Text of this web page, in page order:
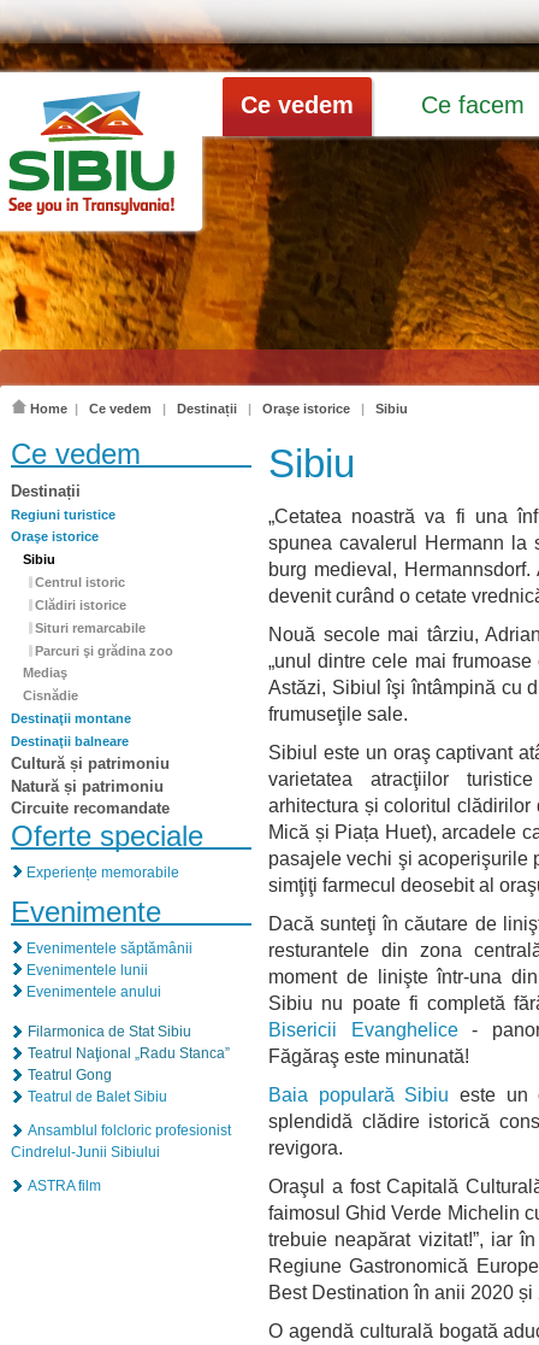
Ce vedem Ce facem
Home | Ce vedem | Destinații | Oraşe istorice | Sibiu
Ce vedem
Destinații
Regiuni turistice
Oraşe istorice
Sibiu
Centrul istoric
Clădiri istorice
Situri remarcabile
Parcuri şi grădina zoo
Mediaş
Cisnădie
Destinaţii montane
Destinaţii balneare
Cultură și patrimoniu
Natură și patrimoniu
Circuite recomandate
Oferte speciale
Experiențe memorabile
Evenimente
Evenimentele săptămânii
Evenimentele lunii
Evenimentele anului
Filarmonica de Stat Sibiu
Teatrul Naţional „Radu Stanca”
Teatrul Gong
Teatrul de Balet Sibiu
Ansamblul folcloric profesionist
Cindrelul-Junii Sibiului
ASTRA film
Sibiu
„Cetatea noastră va fi una
spunea cavalerul Hermann la
burg medieval,
devenit curând o cetate
Nouă secole mai târziu,
„unul dintre cele mai
Astăzi, Sibiul îşi întâmpină cu
frumuseţile sale.
Sibiul este un oraş captivant
varietatea atracţiilor
arhitectura și coloritul
Mică și Piața Huet), arcadele
pasajele vechi şi acoperişurile
simţiţi farmecul deosebit al
Dacă sunteţi în căutare de
resturantele din zona
moment de linişte într-una
Sibiu nu poate fi completă
Bisericii Evanghelice-
Făgăraş este minunată!
Baia populară Sibiu este un
splendidă clădire istorică
revigora.
Oraşul a fost Capitală
faimosul Ghid Verde Michelin
trebuie neapărat vizitat!”, iar
Regiune Gastronomică
Best Destination în anii 2020
O agendă culturală bogată